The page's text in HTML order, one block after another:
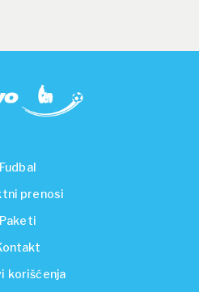
Fudbal
prenosi
Paketi
korišćenja